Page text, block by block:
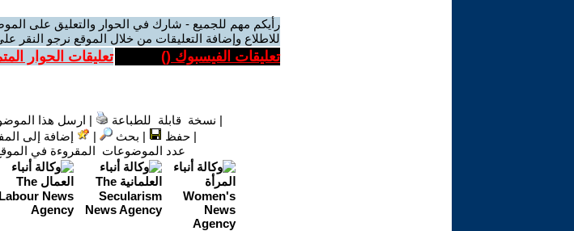
رأيكم مهم للجميع - شارك في الحوار والتعليق على
للاطلاع وإضافة التعليقات من خلال الموقع نرجو النقر
تعليقات الفيسبوك () تعليقات الحوار
| نسخة قابلة للطباعة | ارسل هذا
|حفظ | بحث | إضافة إلى
عدد الموضوعات المقروءة في